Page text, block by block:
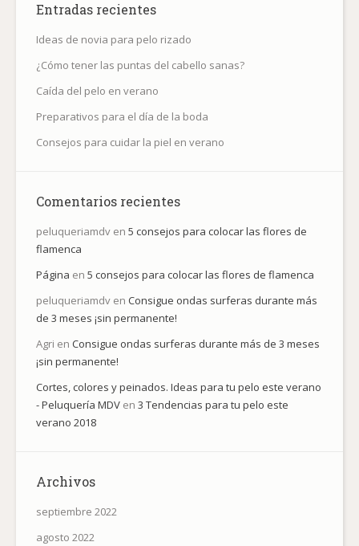
Entradas recientes
Ideas de novia para pelo rizado
¿Cómo tener las puntas del cabello sanas?
Caída del pelo en verano
Preparativos para el día de la boda
Consejos para cuidar la piel en verano
Comentarios recientes
peluqueriamdv en 5 consejos para colocar las flores de
flamenca
Página en 5 consejos para colocar las flores de flamenca
peluqueriamdv en Consigue ondas surferas durante más
de 3 meses ¡sin permanente!
Agri en Consigue ondas surferas durante más de 3 meses
¡sin permanente!
Cortes, colores y peinados. Ideas para tu pelo este verano
- Peluquería MDV en 3 Tendencias para tu pelo este
verano 2018
Archivos
septiembre 2022
agosto 2022